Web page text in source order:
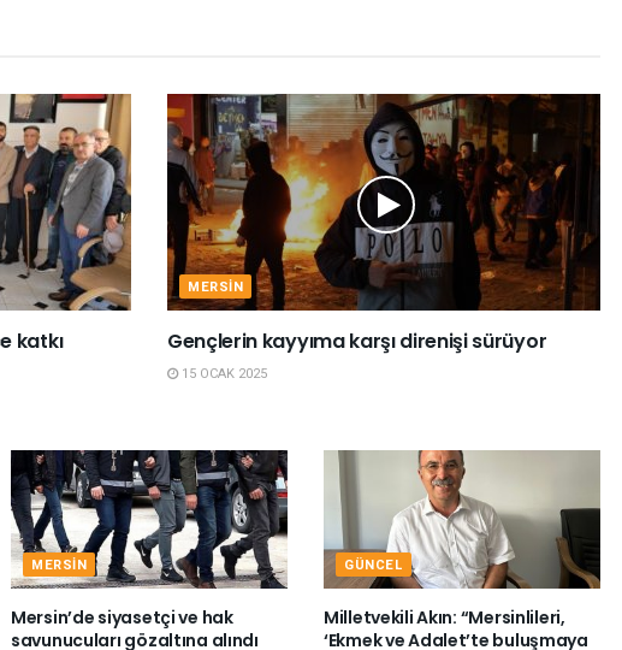
katkı
MERSIN
Gençlerin kayyıma karşı direnişi sürüyor
15 OCAK 2025
MERSIN
Mersin’de siyasetçi ve hak
savunucuları gözaltına alındı
GÜNCEL
Milletvekili Akın: “Mersinlileri,
‘Ekmek ve Adalet’te buluşmaya